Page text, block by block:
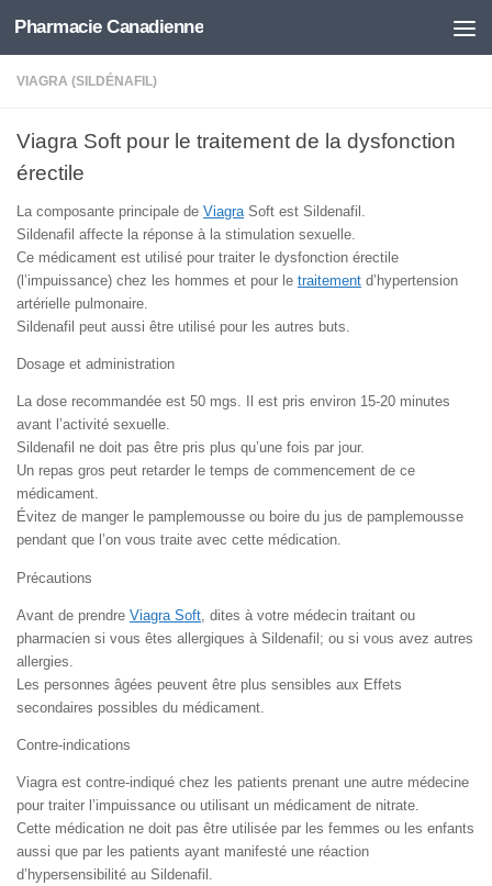
Skip to content
Pharmacie Canadienne
VIAGRA (SILDÉNAFIL)
Viagra Soft pour le traitement de la dysfonction
érectile
La composante principale de ViagraSoft est Sildenafil.
Sildenafil affecte la réponse à la stimulation sexuelle.
Ce médicament est utilisé pour traiter le dysfonction érectile
(l’impuissance) chez les hommes et pour le traitement d’hypertension
artérielle pulmonaire.
Sildenafil peut aussi être utilisé pour les autres buts.
Dosage et administration
La dose recommandée est 50 mgs. Il est pris environ 15-20 minutes
avant l’activité sexuelle.
Sildenafil ne doit pas être pris plus qu’une fois par jour.
Un repas gros peut retarder le temps de commencement de ce
médicament.
Évitez de manger le pamplemousse ou boire du jus de pamplemousse
pendant que l’on vous traite avec cette médication.
Précautions
Avant de prendre Viagra Soft , dites à votre médecin traitant ou
pharmacien si vous êtes allergiques à Sildenafil; ou si vous avez autres
allergies.
Les personnes âgées peuvent être plus sensibles aux Effets
secondaires possibles du médicament.
Contre-indications
Viagra est contre-indiqué chez les patients prenant une autre médecine
pour traiter l’impuissance ou utilisant un médicament de nitrate.
Cette médication ne doit pas être utilisée par les femmes ou les enfants
aussi que par les patients ayant manifesté une réaction
d’hypersensibilité au Sildenafil.